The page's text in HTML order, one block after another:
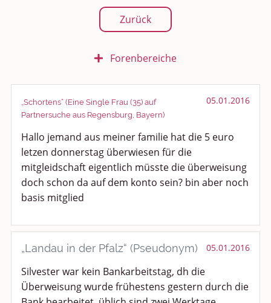
Zurück
Forenbereiche
Rundum Leben
Politik und Weltgeschehen
Smalltalk
Persönliches
Treffen und Stammtische
Ü100 Party - Fanecke
Gesundheit & Wellness
Sport & Freizeit
„Schortens“ (Eine Single Frau (35) auf
Partnersuche aus Regensburg, Bayern)
05.01.2016
Hallo jemand aus meiner familie hat die 5 euro
letzen donnerstag überwiesen für die
mitgleidschaft eigentlich müsste die überweisung
doch schon da auf dem konto sein? bin aber noch
basis mitglied
„Landau in der Pfalz“ (Pseudonym) 05.01.2016
Silvester war kein Bankarbeitstag, dh die
Überweisung wurde frühestens gestern durch die